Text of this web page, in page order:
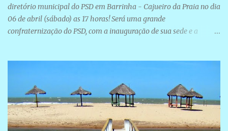
diretório municipal do PSD em Barrinha - Cajueiro da Praia no dia
06 de abril (sábado) as 17 horas! Será uma grande
confraternização do PSD, com a inauguração de sua sede e a